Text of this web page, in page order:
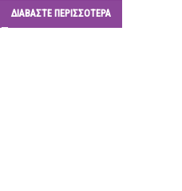
ΔΙΑΒΆΣΤΕ ΠΕΡΙΣΣΌΤΕΡΑ